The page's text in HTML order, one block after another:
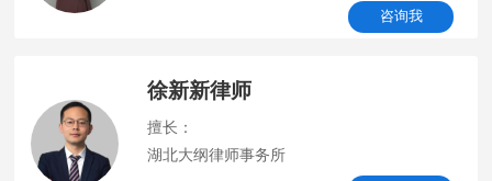
咨询我
徐新新律师
擅长：
湖北大纲律师事务所